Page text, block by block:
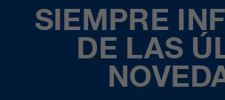
SIEMPRE
DE LAS